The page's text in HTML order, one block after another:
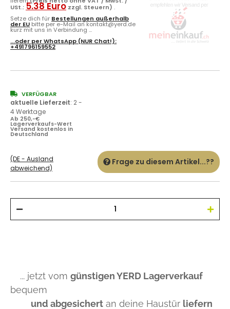
USt.: 5.38 Euro zzgl. Steuern) .
Setze dich für Bestellungen außerhalb
der EU bitte per e-Mail an kontakt@yerd.de
kurz mit uns in Verbindung ...
...oder perWhatsApp (NUR Chat!):
+491796159552
VERFÜGBAR
aktuelle Lieferzeit: 2 -
4 Werktage
Ab 250,-€
Lagerverkaufs-Wert
Versand kostenlos in
Deutschland
(DE - Ausland
abweichend)
Frage zu diesem Artikel...??
... jetzt vom günstigen YERD Lagerverkauf
bequem
und abgesichert an deine Haustür liefern